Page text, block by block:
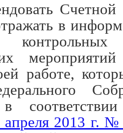
Счетной
в
работе,
апреля 2013 г.